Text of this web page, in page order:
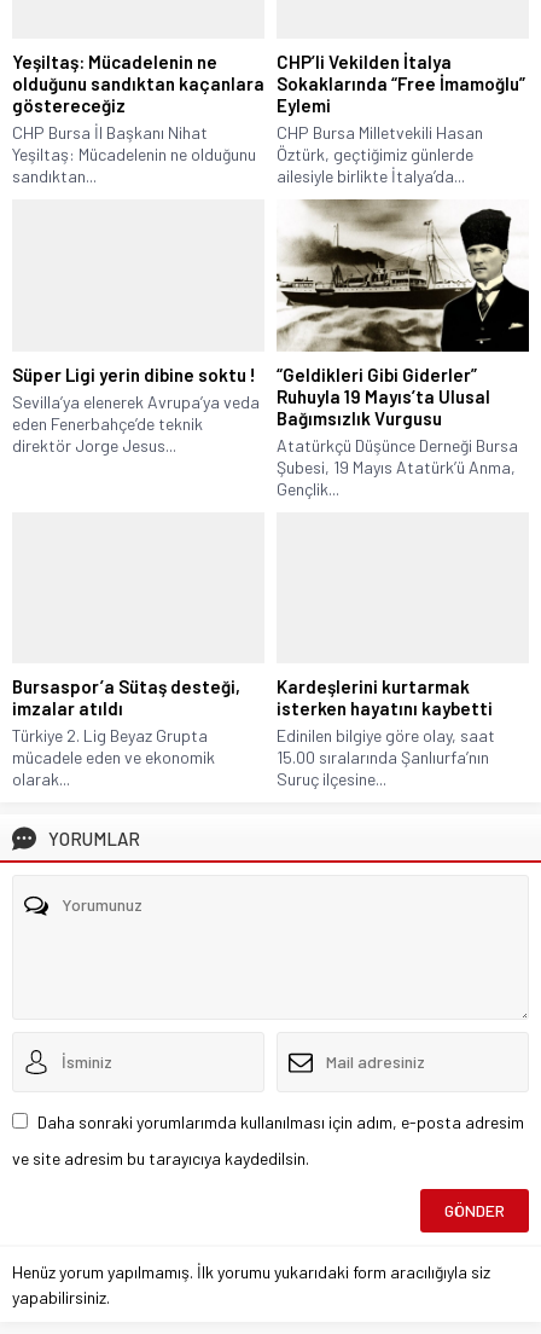
Yeşiltaş: Mücadelenin ne
olduğunu sandıktan kaçanlara
göstereceğiz
CHP Bursa İl Başkanı Nihat
Yeşiltaş: Mücadelenin ne olduğunu
sandıktan...
CHP’li Vekilden İtalya
Sokaklarında “Free İmamoğlu”
Eylemi
CHP Bursa Milletvekili Hasan
Öztürk, geçtiğimiz günlerde
ailesiyle birlikte İtalya’da...
Süper Ligi yerin dibine soktu !
Sevilla’ya elenerek Avrupa’ya veda
eden Fenerbahçe’de teknik
direktör Jorge Jesus...
“Geldikleri Gibi Giderler”
Ruhuyla 19 Mayıs’ta Ulusal
Bağımsızlık Vurgusu
Atatürkçü Düşünce Derneği Bursa
Şubesi, 19 Mayıs Atatürk’ü Anma,
Gençlik...
Bursaspor’a Sütaş desteği,
imzalar atıldı
Türkiye 2. Lig Beyaz Grupta
mücadele eden ve ekonomik
olarak...
Kardeşlerini kurtarmak
isterken hayatını kaybetti
Edinilen bilgiye göre olay, saat
15.00 sıralarında Şanlıurfa’nın
Suruç ilçesine...
YORUMLAR
Daha sonraki yorumlarımda kullanılması için adım, e-posta adresim
ve site adresim bu tarayıcıya kaydedilsin.
Henüz yorum yapılmamış. İlk yorumu yukarıdaki form aracılığıyla siz
yapabilirsiniz.